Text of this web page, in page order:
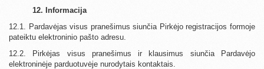
12. Informacija
12.1. Pardavėjas visus pranešimus siunčia Pirkėjo registracijos formoje
pateiktu elektroninio pašto adresu.
12.2. Pirkėjas visus pranešimus ir klausimus siunčia Pardavėjo
elektroninėje parduotuvėje nurodytais kontaktais.